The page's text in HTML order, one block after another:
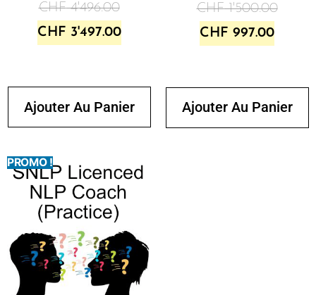
CHF4'496.00
CHF 3'497.00
Ajouter Au Panier
CHF1'500.00
CHF 997.00
Ajouter Au Panier
PROMO !